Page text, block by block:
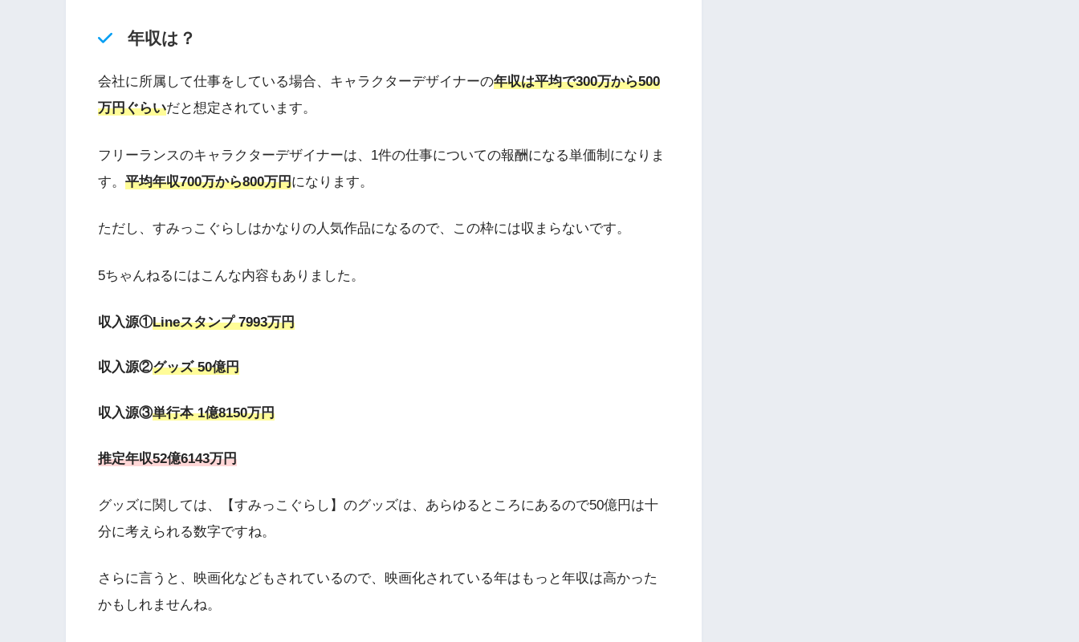
年収は？
会社に所属して仕事をしている場合、キャラクターデザイナーの年収は平均で300万から500
万円ぐらいだと想定されています。
フリーランスのキャラクターデザイナーは、1件の仕事についての報酬になる単価制になりま
す。 平均年収700万から800万円になります。
ただし、すみっこぐらしはかなりの人気作品になるので、この枠には収まらないです。
5ちゃんねるにはこんな内容もありました。
収入源①Lineスタンプ 7993万円
収入源②グッズ 50億円
収入源③単行本 1億8150万円
推定年収52億6143万円
グッズに関しては、【すみっこぐらし】のグッズは、あらゆるところにあるので50億円は十
分に考えられる数字ですね。
さらに言うと、映画化などもされているので、映画化されている年はもっと年収は高かった
かもしれませんね。